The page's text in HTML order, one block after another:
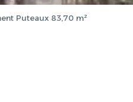
Puteaux 83,70 m²